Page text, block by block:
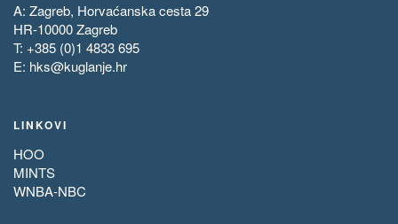
A: Zagreb, Horvaćanska cesta 29
HR-10000 Zagreb
T: +385 (0)1 4833 695
E: hks@kuglanje.hr
LINKOVI
HOO
MINTS
WNBA-NBC